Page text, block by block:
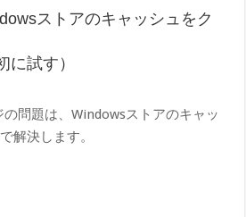
ストアのキャッシュをク
に試す）
問題は、Windowsストアのキャッ
解決します。